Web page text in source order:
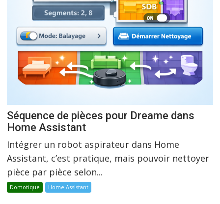
Séquence de pièces pour Dreame dans
Home Assistant
Intégrer un robot aspirateur dans Home
Assistant, c’est pratique, mais pouvoir nettoyer
pièce par pièce selon...
Domotique Home Assistant